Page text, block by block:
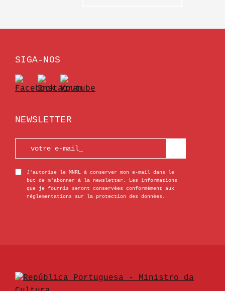
SIGA-NOS
NEWSLETTER
J'autorise le MNRL à conserver mon e-mail dans le
but de m'abonner à la newsletter. Les informations
que je fournis seront conservées conformément aux
réglementations sur la protection des données.